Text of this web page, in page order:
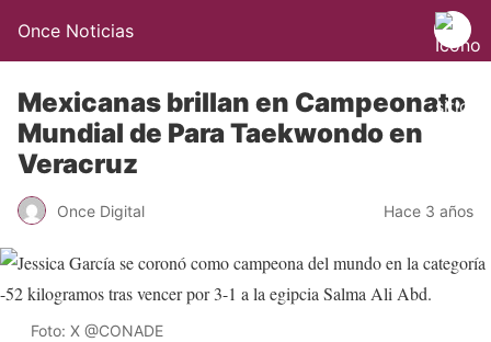
Once Noticias
Mexicanas brillan en Campeonato
Mundial de Para Taekwondo en
Veracruz
Once Digital Hace 3 años
Foto: X @CONADE